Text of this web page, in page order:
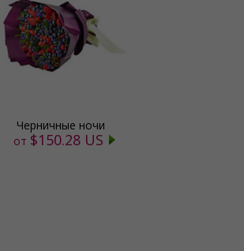
Черничные ночи
от $150.28 US